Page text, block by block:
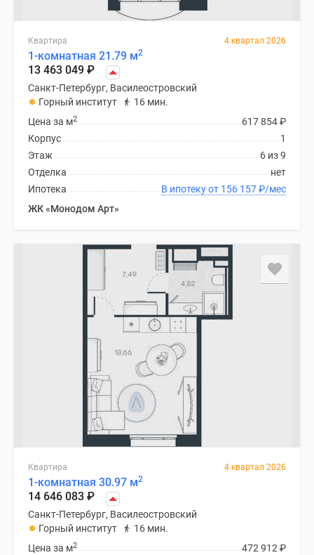
Квартира 4 квартал 2026
1-комнатная 21.79 м2
13 463 049 ₽
Санкт-Петербург, Василеостровский
Горный институт
16 мин.
617 854₽
Цена за м2
1
Корпус
6 из 9
Этаж
нет
Отделка
В ипотеку от 156 157₽/мес
Ипотека
ЖК «Монодом Арт»
Квартира 4 квартал 2026
1-комнатная 30.97 м2
14 646 083 ₽
Санкт-Петербург, Василеостровский
Горный институт
16 мин.
472 912 ₽
Цена за м2